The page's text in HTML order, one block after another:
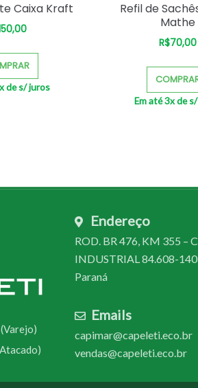
Caixa Kraft
des/ juros
Refil de
Mathe
R$70,00
Em até 3x de
(Varejo)
Endereço
ROD. BR 476, KM 355 –
INDUSTRIAL 84.608-
Paraná
Emails
capimar@capeleti.eco.br
vendas@capeleti.eco.br